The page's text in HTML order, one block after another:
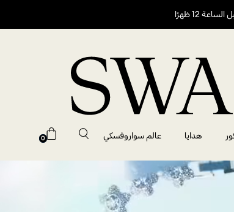
12 ظهرًا
هدايا عالم سواروفسكي 0